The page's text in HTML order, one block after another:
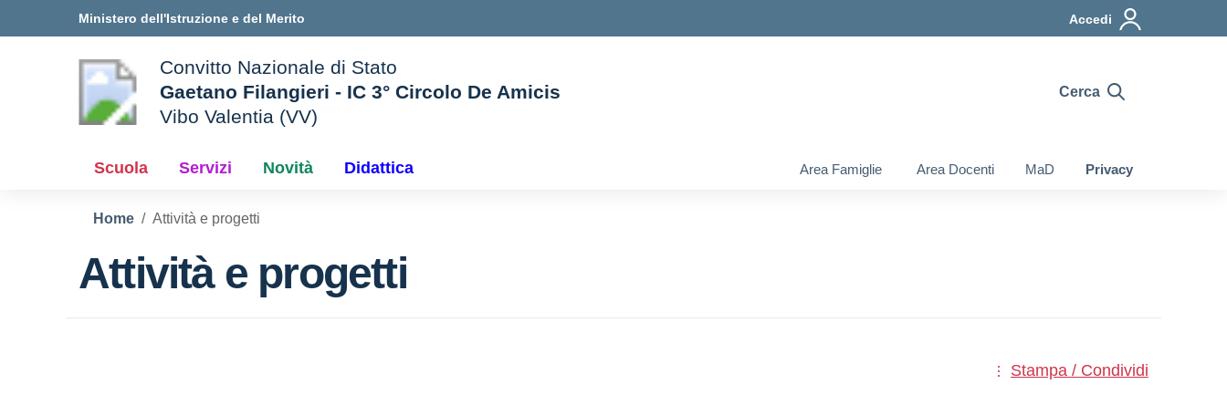
Ministero dell'Istruzione e del Merito Accedi
scuola
Convitto Nazionale di Stato
Gaetano Filangieri - IC 3° Circolo De Amicis
Vibo Valentia (VV)
Cerca
Scuola Servizi Novità Didattica Area Famiglie Area Docenti MaD Privacy
Home Attività e progetti
Attività e progetti
Stampa / Condividi